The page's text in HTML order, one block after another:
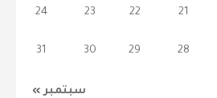
سبتمبر »
21
22
23
24
28
29
30
31